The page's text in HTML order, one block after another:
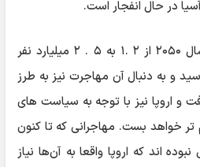
در حال انفجار است.
تنها در آفریقا، جمعیت تا سال ۲۰۵۰ از ۲ .۱ به ۵ . ۲ میلیارد نفر
و به دنبال آن مهاجرت نیز به طرز
و اروپا نیز با توجه به سیاست های
خواهد بست. مهاجرانی که تا کنون
نبوده اند که اروپا واقعا به آن‌ها نیاز